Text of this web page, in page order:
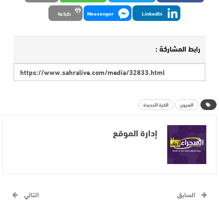
LinkedIn
Messenger طباعة
رابط المشاركة :
العيون الكرة الحديدة
إدارة الموقع
السابق التالي